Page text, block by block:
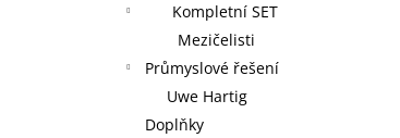
Kompletní SET
Mezičelisti
Průmyslové řešení
Uwe Hartig
Doplňky